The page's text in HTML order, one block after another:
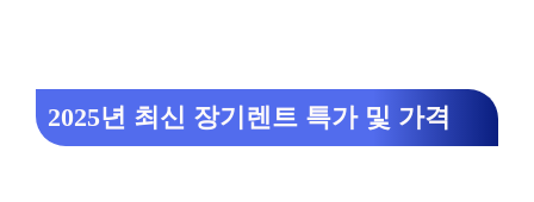
2025년 최신 장기렌트 특가 및 가격